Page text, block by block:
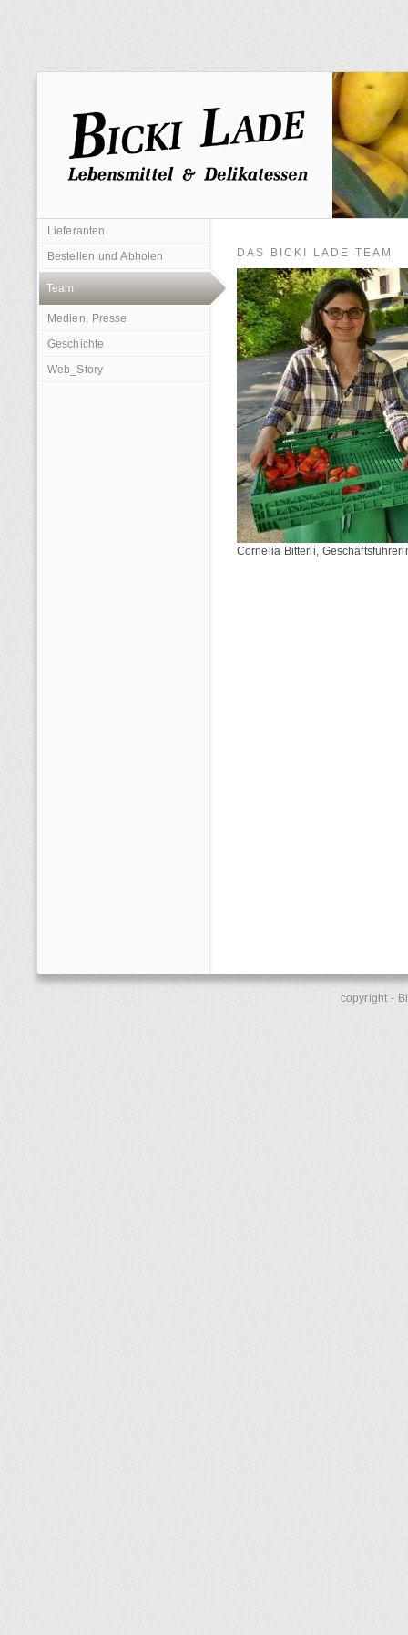
Lieferanten
Bestellen und Abholen
Team
Medien, Presse
Geschichte
Web_Story
DAS BICKI LADE TEAM
Cornelia Bitterli,
copyright -